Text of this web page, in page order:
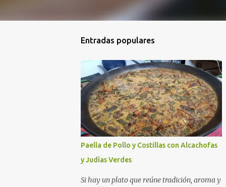
Entradas populares
Paella de Pollo y Costillas con Alcachofas
y Judías Verdes
Si hay un plato que reúne tradición, aroma y